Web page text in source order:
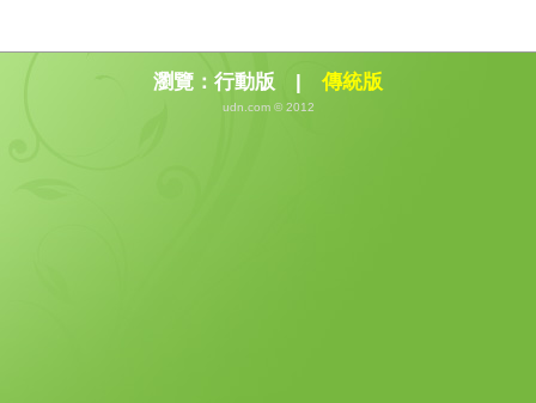
瀏覽： 行動版 | 傳統版
udn.com © 2012